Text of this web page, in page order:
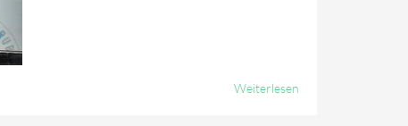
Weiterlesen